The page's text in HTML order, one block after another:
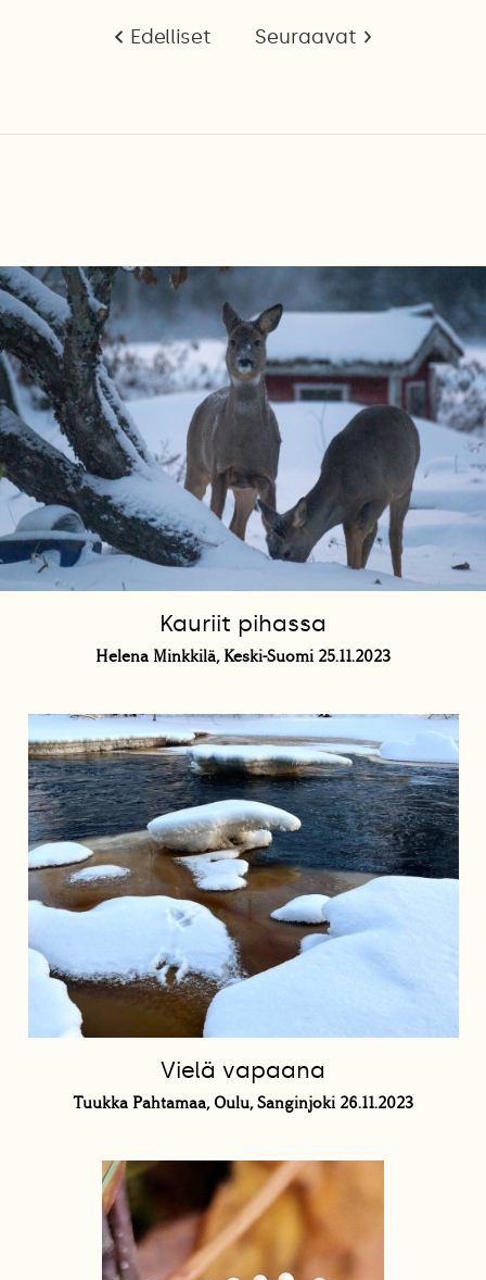
Edelliset Seuraavat
Kauriit pihassa
Helena Minkkilä, Keski-Suomi 25.11.2023
Vielä vapaana
Tuukka Pahtamaa, Oulu, Sanginjoki 26.11.2023